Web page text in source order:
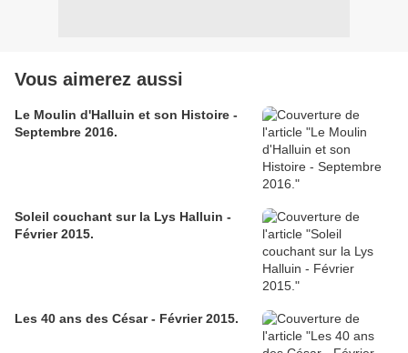
Vous aimerez aussi
Le Moulin d'Halluin et son Histoire -
Septembre 2016.
Soleil couchant sur la Lys Halluin -
Février 2015.
Les 40 ans des César - Février 2015.